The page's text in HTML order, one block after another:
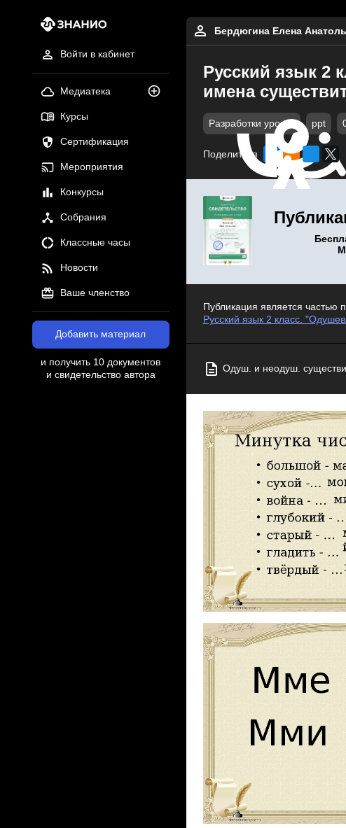
Войти в кабинет
Медиатека
Курсы
Сертификация
Мероприятия
Конкурсы
Собрания
Классные часы
Новости
Ваше членство
Добавить материал
и получить 10 документов
и свидетельство автора
Бердюгина Елена
Русский язык 2
имена
Разработки уроков ppt
Поделиться
Публикация является частью
Русский язык 2 класс.
Одуш. и неодуш.